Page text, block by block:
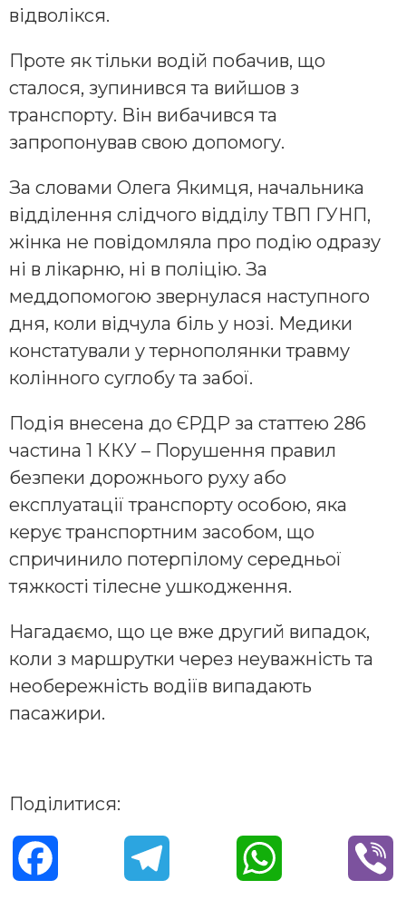
відволікся.
Проте як тільки водій побачив, що
сталося, зупинився та вийшов з
транспорту. Він вибачився та
запропонував свою допомогу.
За словами Олега Якимця, начальника
відділення слідчого відділу ТВП ГУНП,
жінка не повідомляла про подію одразу
ні в лікарню, ні в поліцію. За
меддопомогою звернулася наступного
дня, коли відчула біль у нозі. Медики
констатували у тернополянки травму
колінного суглобу та забої.
Подія внесена до ЄРДР за статтею 286
частина 1 ККУ – Порушення правил
безпеки дорожнього руху або
експлуатації транспорту особою, яка
керує транспортним засобом, що
спричинило потерпілому середньої
тяжкості тілесне ушкодження.
Нагадаємо, що це вже другий випадок,
коли з маршрутки через неуважність та
необережність водіїв випадають
пасажири.
Поділитися: